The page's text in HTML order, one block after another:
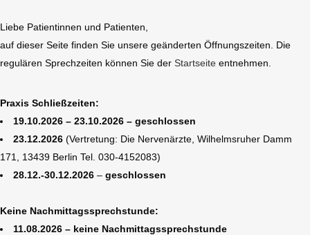
Liebe Patientinnen und Patienten,
auf dieser Seite finden Sie unsere geänderten Öffnungszeiten. Die
regulären Sprechzeiten können Sie der Startseite entnehmen.
Praxis Schließzeiten:
19.10.2026 – 23.10.2026 – geschlossen
23.12.2026 (Vertretung: Die Nervenärzte, Wilhelmsruher Damm
171, 13439 Berlin Tel. 030-4152083)
28.12.-30.12.2026 – geschlossen
Keine Nachmittagssprechstunde:
11.08.2026 – keine Nachmittagssprechstunde